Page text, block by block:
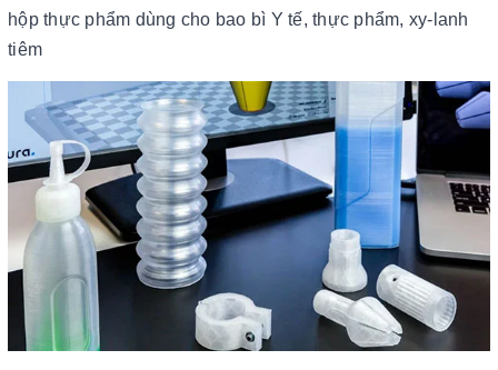
hộp thực phẩm dùng cho bao bì Y tế, thực phẩm, xy-lanh
tiêm